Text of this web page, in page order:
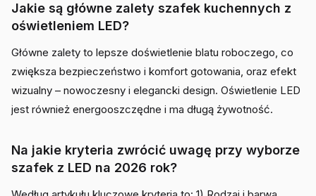
Jakie są główne zalety szafek kuchennych z
oświetleniem LED?
Główne zalety to lepsze doświetlenie blatu roboczego, co
zwiększa bezpieczeństwo i komfort gotowania, oraz efekt
wizualny – nowoczesny i elegancki design. Oświetlenie LED
jest również energooszczędne i ma długą żywotność.
Na jakie kryteria zwrócić uwagę przy wyborze
szafek z LED na 2026 rok?